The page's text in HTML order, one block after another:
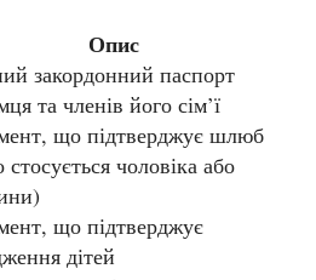
Опис
та членів його сім’ї
чоловіка або
дітей